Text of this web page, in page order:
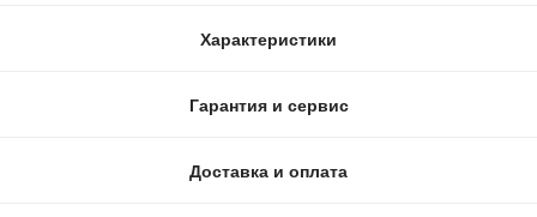
Характеристики
Гарантия и сервис
Доставка и оплата